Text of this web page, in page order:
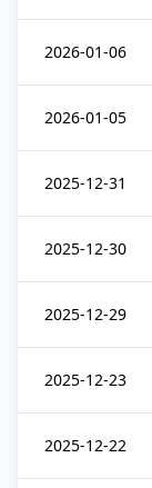
2026-01-06
2026-01-05
2025-12-31
2025-12-30
2025-12-29
2025-12-23
2025-12-22